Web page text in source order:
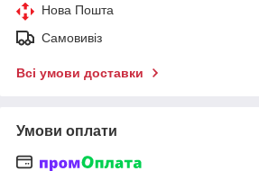
Нова Пошта
Самовивіз
Всі умови доставки
Умови оплати